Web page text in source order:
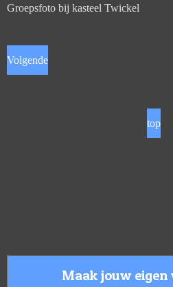
Groepsfoto bij kasteel Twickel
Volgende
top
Maak jouw eigen